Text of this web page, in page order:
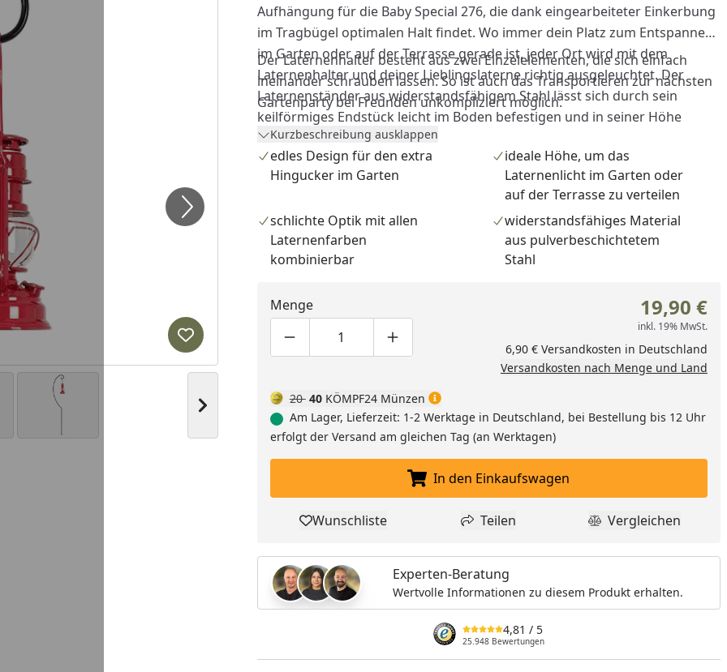
Nächstes Bild anzeigen
Produkt zur Wunschliste hinzufügen
Aufhängung für die Baby Special 276, die dank eingearbeiteter Einkerbung
im Tragbügel optimalen Halt findet. Wo immer dein Platz zum Entspannen
im Garten oder auf der Terrasse gerade ist, jeder Ort wird mit dem
Laternenhalter und deiner Lieblingslaterne richtig ausgeleuchtet. Der
Laternenständer aus widerstandsfähigem Stahl lässt sich durch sein
keilförmiges Endstück leicht im Boden befestigen und in seiner Höhe
variieren. Mit dem dezenten Design und der schwarzen
Pulverbeschichtung fügt er sich in jede Gartengestaltung ein und ist dazu
auch noch mit dem gesamten Feuerhand Sturmlaternen-Farbsortiment
Tipp: Eine Kombination aus mehreren, in unterschiedlicher Höhe
positionierten Laternenhaltern sorgt in deinem Garten für einen
Der Laternenhalter besteht aus zwei Einzelelementen, die sich einfach
ineinander schrauben lassen. So ist auch das Transportieren zur nächsten
Gartenparty bei Freunden unkompliziert möglich.
Kurzbeschreibung ausklappen
edles Design für den extra
Hingucker im Garten
ideale Höhe, um das
Laternenlicht im Garten oder
auf der Terrasse zu verteilen
schlichte Optik mit allen
Laternenfarben
kombinierbar
widerstandsfähiges Material
aus pulverbeschichtetem
Stahl
Menge
Produktmenge um eins verringern
Produktmenge manuell eingeben
Produktmenge um eins erhöhen
19,90 €
inkl. 19% MwSt.
6,90 € Versandkosten in Deutschland
Versandkosten nach Menge und Land
20 40 KÖMPF24 Münzen
Am Lager, Lieferzeit: 1-2 Werktage in Deutschland, bei Bestellung bis 12 Uhr
erfolgt der Versand am gleichen Tag (an Werktagen)
In den Einkaufswagen legen
In den Einkaufswagen
Produkt zur Wunschliste hinzufügen
Wunschliste Teilen
Teilen Produkt
Vergleichen
Experten-Beratung
Wertvolle Informationen zu diesem Produkt erhalten.
4,81 / 5
25.948 Bewertungen